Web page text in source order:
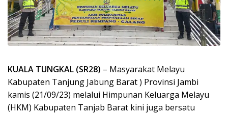
KUALA TUNGKAL (SR28) – Masyarakat Melayu
Kabupaten Tanjung Jabung Barat ) Provinsi Jambi
kamis (21/09/23) melalui Himpunan Keluarga Melayu
(HKM) Kabupaten Tanjab Barat kini juga bersatu